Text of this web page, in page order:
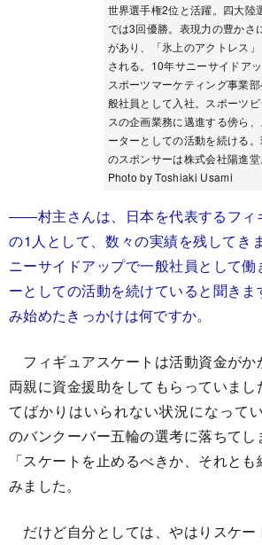
世界選手権2位と活躍。四大陸
では3回優勝。表現力の豊かさ
があり、「氷上のアクトレス
される。10年サニーサイドア
スポーツマーケティング事業
般社員として入社。スポーツビ
スの企画業務に邁進する傍ら、
ーターとしての活動を続ける
のスポンサーは株式会社陽進堂
Photo by Toshiaki Usami
――村主さんは、日本を代表するフィ
の1人として、数々の実績を残してき
ニーサイドアップで一般社員として
ーとしての活動を続けていると聞き
み始めたきっかけは何ですか。
フィギュアスケートは活動資金がか
両親に資金援助をしてもらっていま
てばかりはいられない状況になって
のバンクーバー五輪の選考に落ちてし
「スケートを止めるべきか、それと
みました。
だけど自分としては、やはりスケー